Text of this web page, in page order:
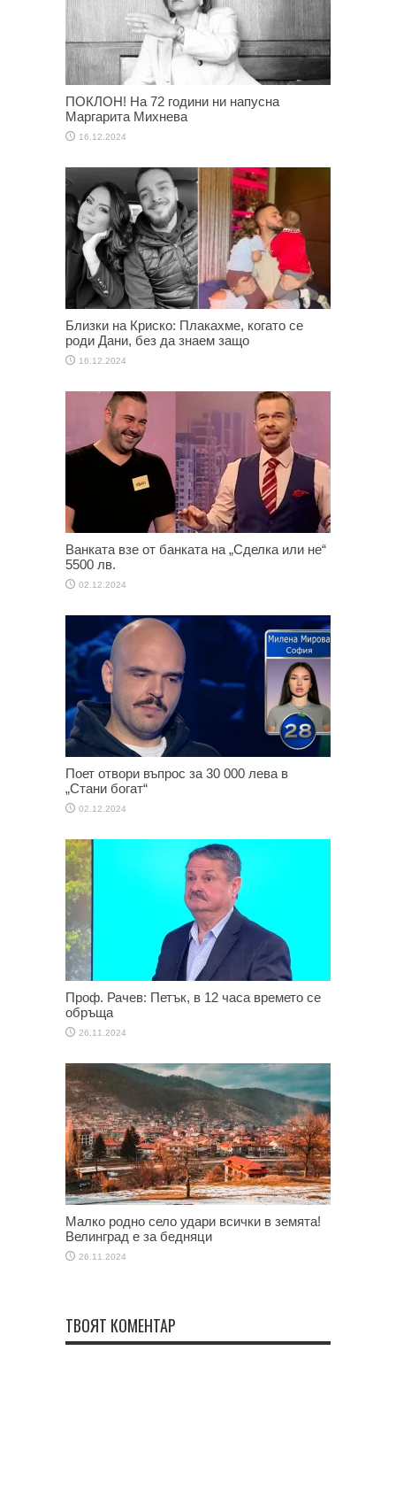
ПОКЛОН! На 72 години ни напусна
Маргарита Михнева
16.12.2024
Близки на Криско: Плакахме, когато се
роди Дани, без да знаем защо
16.12.2024
Ванката взе от банката на „Сделка или не“
5500 лв.
02.12.2024
Поет отвори въпрос за 30 000 лева в
„Стани богат“
02.12.2024
Проф. Рачев: Петък, в 12 часа времето се
обръща
26.11.2024
Малко родно село удари всички в земята!
Велинград е за бедняци
26.11.2024
ТВОЯТ КОМЕНТАР